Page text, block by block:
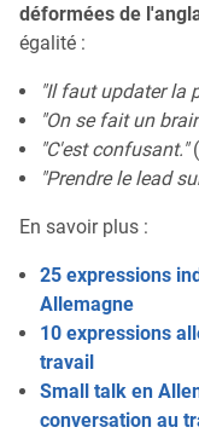
déformées de
égalité :
"Il faut updater la
"On se fait un
"C'est confusant."
"Prendre le lead
En savoir plus :
25 expressions
Allemagne
10 expressions
travail
Small talk en
conversation au